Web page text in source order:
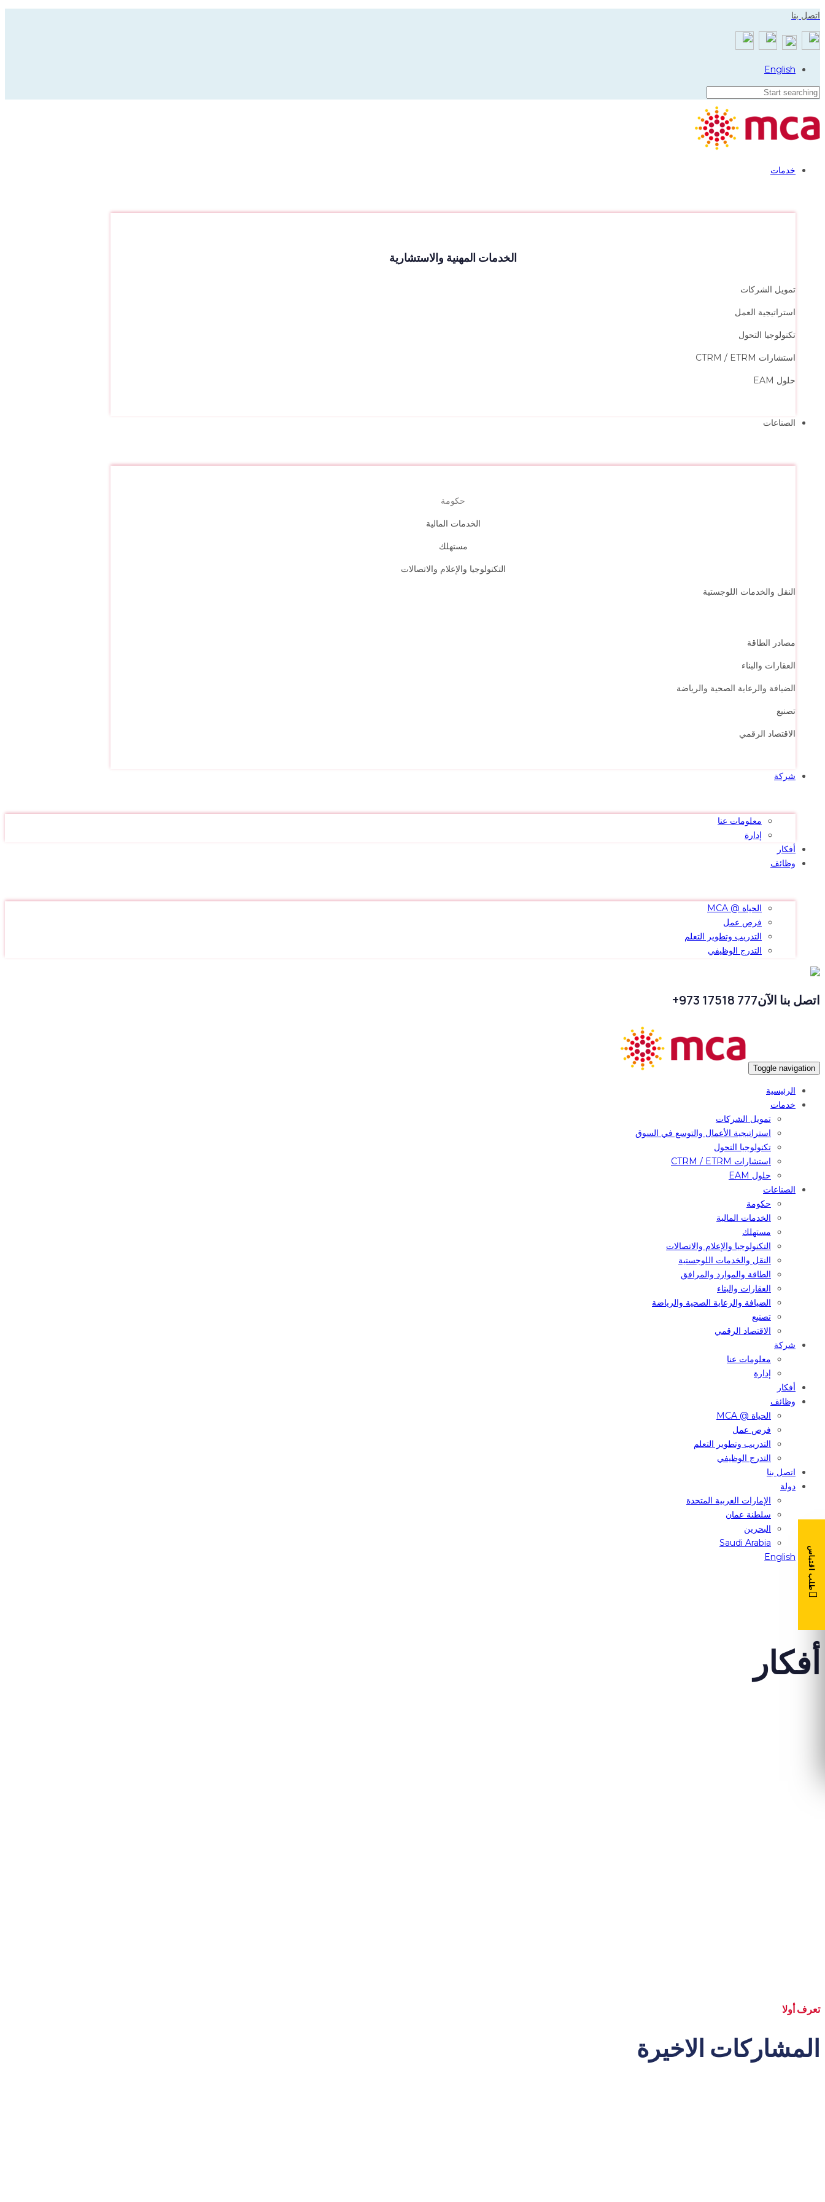
Skip
links
Skip
to
primary
Skip
to
content
اتصل بنا
English
خدمات
الخدمات المهنية والاستشارية
تمويل الشركات
استراتيجية العمل
تكنولوجيا التحول
استشارات CTRM / ETRM
حلول EAM
الصناعات
حكومة
الخدمات المالية
مستهلك
التكنولوجيا والإعلام والاتصالات
النقل والخدمات اللوجستية
مصادر الطاقة
العقارات والبناء
الضيافة والرعاية الصحية والرياضة
تصنيع
الاقتصاد الرقمي
شركة
معلومات عنا
إدارة
أفكار
وظائف
الحياة @ MCA
فرص عمل
التدريب وتطوير التعلم
التدرج الوظيفي
اتصل بنا الآن777 17518 973+
Toggle navigation
الرئيسية
خدمات
تمويل الشركات
استراتيجية الأعمال والتوسع في السوق
تكنولوجيا التحول
استشارات CTRM / ETRM
حلول EAM
الصناعات
حكومة
الخدمات المالية
مستهلك
التكنولوجيا والإعلام والاتصالات
النقل والخدمات اللوجستية
الطاقة والموارد والمرافق
العقارات والبناء
الضيافة والرعاية الصحية والرياضة
تصنيع
الاقتصاد الرقمي
شركة
معلومات عنا
إدارة
أفكار
وظائف
الحياة @ MCA
فرص عمل
التدريب وتطوير التعلم
التدرج الوظيفي
اتصل بنا
دولة
الإمارات العربية المتحدة
سلطنة عمان
البحرين
Saudi Arabia
English
أفكار
تعرف أولا
المشاركات الاخيرة
طلب اقتباس